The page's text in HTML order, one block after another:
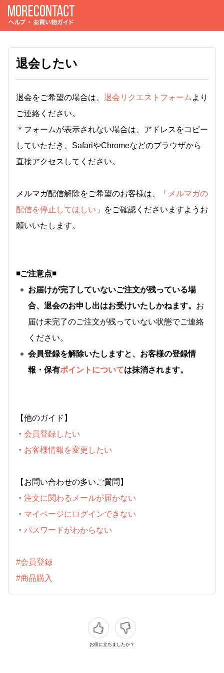
退会したい
退会をご希望の場合は、 退会リクエストフォーム より
ご連絡ください。
＊フォームが表示されない場合は、アドレスをコピー
していただき、SafariやChromeなどのブラウザから
直接アクセスしてください。
メルマガ配信解除をご希望のお客様は、「 メルマガの
配信を停止してほしい 」をご確認くださいますようお
願いいたします。
◾️ご注意点◾️
お届けが完了していないご注文が残っている場
合、退会のお申し出はお受けいたしかねます。 お
届け未完了のご注文が残っていない状態でご連絡
ください。
会員登録を解除いたしますと、お客様の登録情
報・保有ポイントについては抹消されます。
【他のガイド】
・ 会員登録したい
・ お客様情報を変更したい
【お問い合わせの多いご質問】
・ 注文に関わるメールが届かない
・ マイページにログインできない
・ パスワードがわからない
#会員登録
#商品購入
お役に立ちましたか？